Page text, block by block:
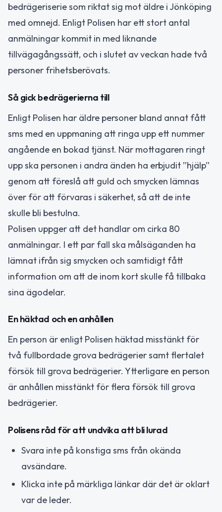
bedrägeriserie som riktat sig mot äldre i Jönköping
med omnejd. Enligt Polisen har ett stort antal
anmälningar kommit in med liknande
tillvägagångssätt, och i slutet av veckan hade två
personer frihetsberövats.
Så gick bedrägerierna till
Enligt Polisen har äldre personer bland annat fått
sms med en uppmaning att ringa upp ett nummer
angående en bokad tjänst. När mottagaren ringt
upp ska personen i andra änden ha erbjudit ”hjälp”
genom att föreslå att guld och smycken lämnas
över för att förvaras i säkerhet, så att de inte
skulle bli bestulna.
Polisen uppger att det handlar om cirka 80
anmälningar. I ett par fall ska målsäganden ha
lämnat ifrån sig smycken och samtidigt fått
information om att de inom kort skulle få tillbaka
sina ägodelar.
En häktad och en anhållen
En person är enligt Polisen häktad misstänkt för
två fullbordade grova bedrägerier samt flertalet
försök till grova bedrägerier. Ytterligare en person
är anhållen misstänkt för flera försök till grova
bedrägerier.
Polisens råd för att undvika att bli lurad
Svara inte på konstiga sms från okända
avsändare.
Klicka inte på märkliga länkar där det är oklart
var de leder.